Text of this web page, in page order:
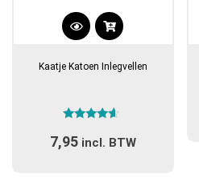
Kaatje Katoen Inlegvellen
4.40
uit 5
7,95 incl. BTW